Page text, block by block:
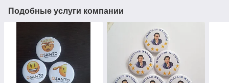
Подобные услуги компании